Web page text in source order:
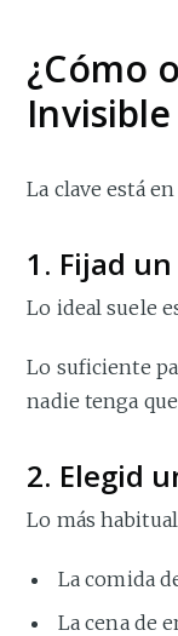
¿Cómo
La clave está
1. Fijad
Lo ideal suele
Lo suficiente
nadie tenga
2. Elegid
Lo más
La comida
La cena de